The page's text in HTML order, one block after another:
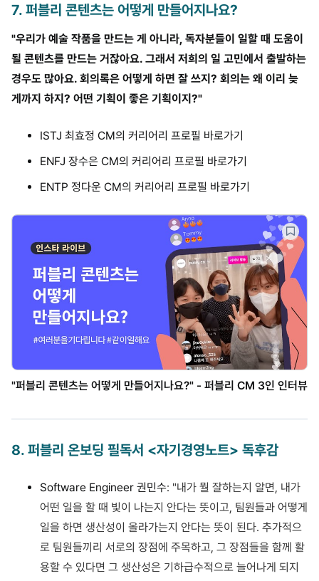
7. 퍼블리 콘텐츠는 어떻게 만들어지나요?
"우리가 예술 작품을 만드는 게 아니라, 독자분들이 일할 때 도움이
될 콘텐츠를 만드는 거잖아요. 그래서 저희의 일 고민에서 출발하는
경우도 많아요. 회의록은 어떻게 하면 잘 쓰지? 회의는 왜 이리 늦
게까지 하지? 어떤 기획이 좋은 기획이지?"
ISTJ 최효정 CM의 커리어리 프로필 바로가기
ENFJ 장수은 CM의 커리어리 프로필 바로가기
ENTP 정다운 CM의 커리어리 프로필 바로가기
"퍼블리 콘텐츠는 어떻게 만들어지나요?" - 퍼블리 CM 3인 인터뷰
8. 퍼블리 온보딩 필독서 <자기경영노트> 독후감
Software Engineer 권민수: "내가 뭘 잘하는지 알면, 내가
어떤 일을 할 때 빛이 나는지 안다는 뜻이고, 팀원들과 어떻게
일을 하면 생산성이 올라가는지 안다는 뜻이 된다. 추가적으
로 팀원들끼리 서로의 장점에 주목하고, 그 장점들을 함께 활
용할 수 있다면 그 생산성은 기하급수적으로 늘어나게 되지